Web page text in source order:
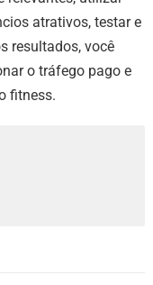
atrativos, testar e
resultados, você
o tráfego pago e
fitness.